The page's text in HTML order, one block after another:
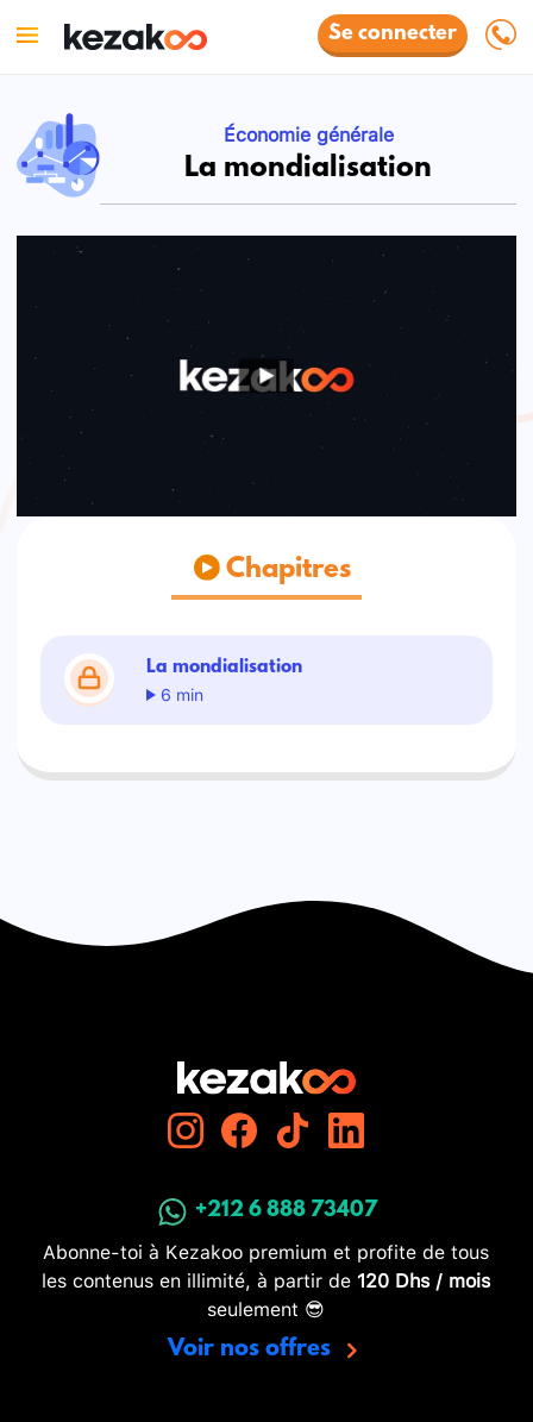
Se connecter
Économie générale
La mondialisation
Chapitres
La mondialisation
6 min
+212 6 888 73407
Abonne-toi à Kezakoo premium et profite de tous
les contenus en illimité, à partir de 120 Dhs / mois
seulement 😎
Voir nos offres